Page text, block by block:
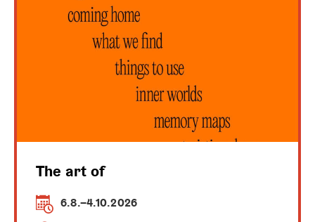
The art of
6.8.–4.10.2026